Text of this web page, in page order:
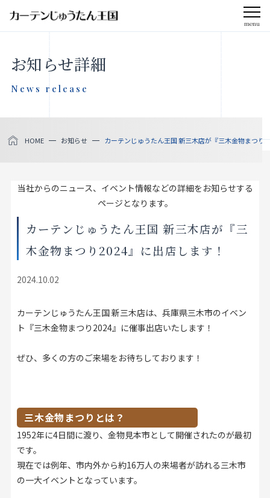
menu
お知らせ
採用情報
製品をさがす
店舗をさがす
私たちのこだわり
お客様の声
FAQ
お問い合わせ
お知らせ詳細
News release
HOME お知らせ カーテンじゅうたん王国 新三木店が『三木金物まつり
当社からのニュース、イベント情報などの詳細をお知らせする
ページとなります。
カーテンじゅうたん王国 新三木店が『三
木金物まつり2024』に出店します！
2024.10.02
カーテンじゅうたん王国 新三木店は、兵庫県三木市のイベン
ト『三木金物まつり2024』に催事出店いたします！
ぜひ、多くの方のご来場をお待ちしております！
三木金物まつりとは？
1952年に4日間に渡り、金物見本市として開催されたのが最初
です。
現在では例年、市内外から約16万人の来場者が訪れる三木市
の一大イベントとなっています。